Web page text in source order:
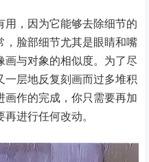
，因为它能够去除细节的
，脸部细节尤其是眼睛和嘴
与对象的相似度。为了尽
层地反复刻画而过多堆积
作的完成，你只需要再加
进行任何改动。